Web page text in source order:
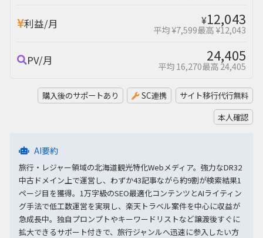
利益/月 ¥12,043
平均 ¥7,599最高 ¥12,043
PV/月 24,405
平均 16,270最高 24,405
購入後のサポートあり SC連携
サイト移行代行無料
本人確認
AI要約
旅行・レジャー領域の北海道観光特化Webメディア。強力なDR32
中古ドメイン上で運営し、わずか43記事ながら約9割が検索結果1
ページ目を獲得。1万字級のSEO最適化コンテンツとAIライティン
グ手法で低工数運営を実現し、楽天トラベル案件を中心に収益が
急成長中。独自プロンプトやキーワードリストなど譲渡後すぐに
拡大できるサポート付きで、旅行ジャンルへ迅速に参入したい方